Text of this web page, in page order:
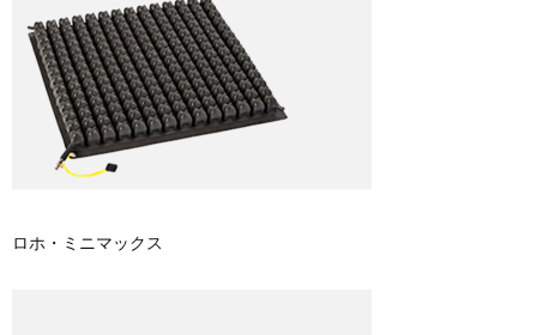
ロホ・ミニマックス